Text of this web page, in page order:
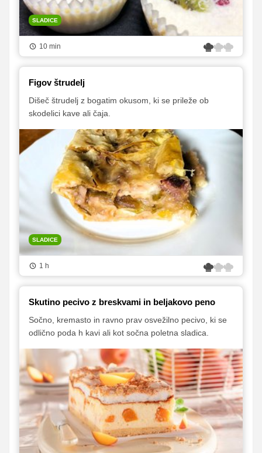
SLADICE
10 min
Figov štrudelj
Dišeč štrudelj z bogatim okusom, ki se prileže ob
skodelici kave ali čaja.
SLADICE
1 h
Skutino pecivo z breskvami in beljakovo peno
Sočno, kremasto in ravno prav osvežilno pecivo, ki se
odlično poda h kavi ali kot sočna poletna sladica.